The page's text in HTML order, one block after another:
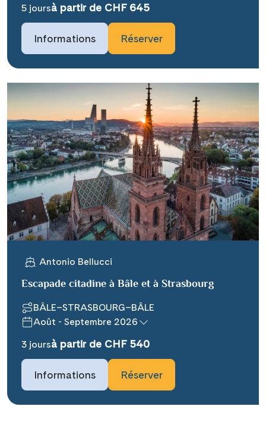
5 joursà partir de CHF 645
Informations Réserver
Antonio Bellucci
Escapade citadine à Bâle et à Strasbourg
BÂLE–STRASBOURG–BÂLE
Août - Septembre 2026
3 joursà partir de CHF 540
Informations Réserver